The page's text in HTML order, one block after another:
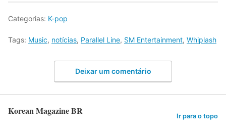
Categorias: K-pop
Tags: Music, notícias, Parallel Line, SM Entertainment, Whiplash
Deixar um comentário
Korean Magazine BR Ir para o topo